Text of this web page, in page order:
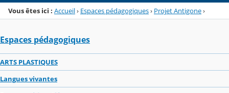
Vous êtes ici : Accueil› Espaces pédagogiques› Projet Antigone›
Espaces pédagogiques
ARTS PLASTIQUES
Langues vivantes